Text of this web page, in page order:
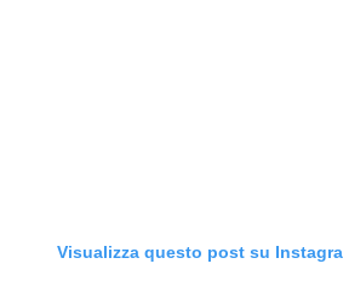
Visualizza questo post su